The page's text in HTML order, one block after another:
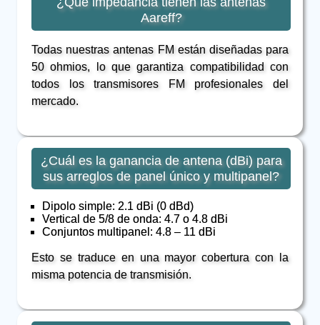
Aareff?
Todas nuestras antenas FM están diseñadas para
50 ohmios, lo que garantiza compatibilidad con
todos los transmisores FM profesionales del
mercado.
¿Cuál es la ganancia de antena (dBi) para
sus arreglos de panel único y multipanel?
Dipolo simple: 2.1 dBi (0 dBd)
Vertical de 5/8 de onda: 4.7 o 4.8 dBi
Conjuntos multipanel: 4.8 – 11 dBi
Esto se traduce en una mayor cobertura con la
misma potencia de transmisión.